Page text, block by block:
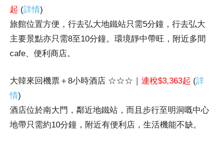
起 (詳情)
旅館位置方便，行去弘大地鐵站只需5分鐘，行去弘大
主要景點亦只需8至10分鐘。環境靜中帶旺，附近多間
cafe、便利商店。
大韓來回機票＋8小時酒店 ☆☆☆｜ 連稅$3,363起 (詳
情)
酒店位於南大門，鄰近地鐵站，而且步行至明洞嘅中心
地帶只需約10分鐘，附近有便利店，生活機能不缺。